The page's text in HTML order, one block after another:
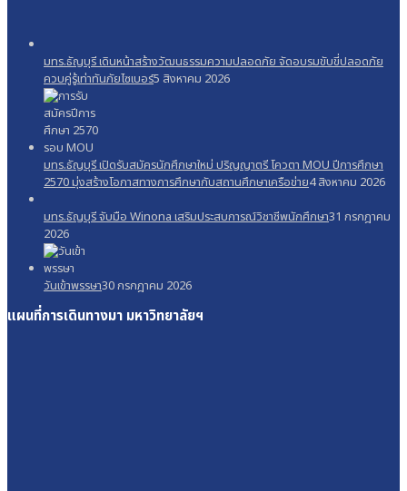
มทร.ธัญบุรี เดินหน้าสร้างวัฒนธรรมความปลอดภัย จัดอบรมขับขี่ปลอดภัย
ควบคู่รู้เท่าทันภัยไซเบอร์5 สิงหาคม 2026
มทร.ธัญบุรี เปิดรับสมัครนักศึกษาใหม่ ปริญญาตรี โควตา MOU ปีการศึกษา
2570 มุ่งสร้างโอกาสทางการศึกษากับสถานศึกษาเครือข่าย4 สิงหาคม 2026
มทร.ธัญบุรี จับมือ Winona เสริมประสบการณ์วิชาชีพนักศึกษา31 กรกฎาคม
2026
วันเข้าพรรษา30 กรกฎาคม 2026
แผนที่การเดินทางมา มหาวิทยาลัยฯ